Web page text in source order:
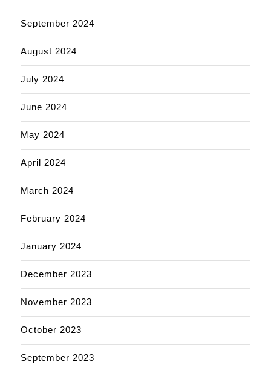
September 2024
August 2024
July 2024
June 2024
May 2024
April 2024
March 2024
February 2024
January 2024
December 2023
November 2023
October 2023
September 2023